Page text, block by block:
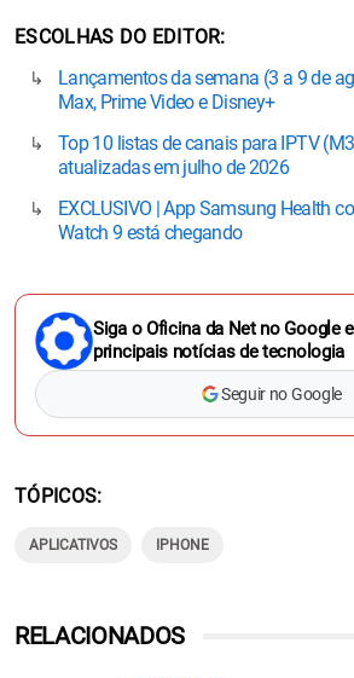
ESCOLHAS DO EDITOR
Lançamentos da semana (3 a 9 de
Max, Prime Video e Disney+
Top 10 listas de canais para IPTV
atualizadas em julho de 2026
EXCLUSIVO | App Samsung Health
Watch 9 está chegando
Siga o Oficina da Net no Google
principais notícias de tecnologia
Seguir no Google
TÓPICOS
APLICATIVOS IPHONE
RELACIONADOS